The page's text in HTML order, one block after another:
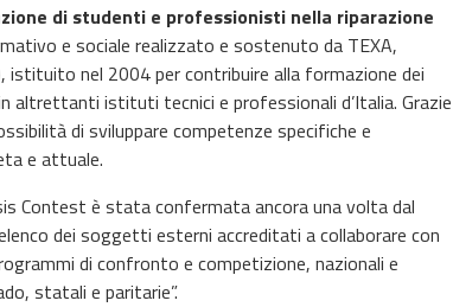
di studenti e professionisti nella riparazione
e sociale realizzato e sostenuto da TEXA,
istituito nel 2004 per contribuire alla formazione dei
altrettanti istituti tecnici e professionali d’Italia. Grazie
di sviluppare competenze specifiche e
e attuale.
Contest è stata confermata ancora una volta dal
dei soggetti esterni accreditati a collaborare con
di confronto e competizione, nazionali e
statali e paritarie”.